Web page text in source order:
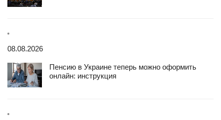
08.08.2026
Пенсию в Украине теперь можно оформить
онлайн: инструкция